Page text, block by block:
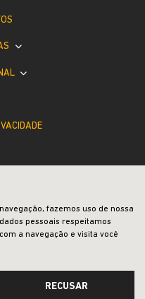
maior é a vida.
fazemos uso de nossa
pessoais respeitamos
a navegação e visita você
RECUSAR